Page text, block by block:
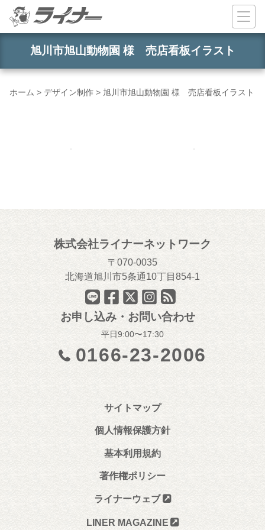
コンテンツへスキップ
旭川市旭山動物園 様 売店看板イラスト
ホーム > デザイン制作 > 旭川市旭山動物園 様 売店看板イラスト
株式会社ライナーネットワーク
070-0035
北海道旭川市5条通10丁目854-1
お申し込み・お問い合わせ
平日9:00〜17:30
0166-23-2006
サイトマップ
個人情報保護方針
基本利用規約
著作権ポリシー
ライナーウェブ
LINER MAGAZINE